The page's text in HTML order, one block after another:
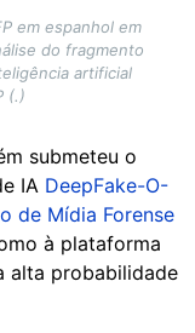
em espanhol em
do fragmento
artificial
(.)
submeteu o
IA DeepFake-O-
de Mídia Forense
à plataforma
alta probabilidade